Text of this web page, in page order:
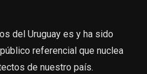
del Uruguay es y ha sido
referencial que nuclea
de nuestro país.